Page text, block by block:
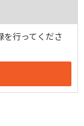
を行ってくださ